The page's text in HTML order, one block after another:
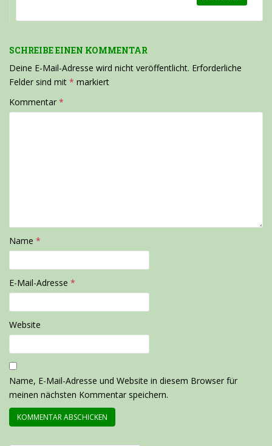
SCHREIBE EINEN KOMMENTAR
Deine E-Mail-Adresse wird nicht veröffentlicht. Erforderliche
Felder sind mit * markiert
Kommentar *
Name *
E-Mail-Adresse *
Website
Name, E-Mail-Adresse und Website in diesem Browser für
meinen nächsten Kommentar speichern.